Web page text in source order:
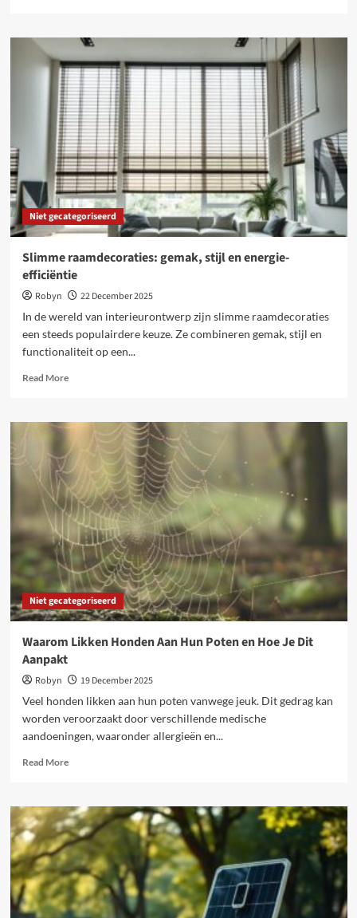
Slimme
innovatie
en
comfort
voor
jouw
interieur
Niet gecategoriseerd
Slimme raamdecoraties: gemak, stijl en energie-
efficiëntie
Robyn
22 December 2025
In de wereld van interieurontwerp zijn slimme raamdecoraties
een steeds populairdere keuze. Ze combineren gemak, stijl en
functionaliteit op een...
Read MoreRead
Slimme
raamdecoraties:
gemak,
energie-
efficiëntie
Niet gecategoriseerd
Waarom Likken Honden Aan Hun Poten en Hoe Je Dit
Aanpakt
Robyn
19 December 2025
Veel honden likken aan hun poten vanwege jeuk. Dit gedrag kan
worden veroorzaakt door verschillende medische
aandoeningen, waaronder allergieën en...
Read MoreRead
Waarom
Likken
Honden
Aan
Hun
Poten
en
Hoe